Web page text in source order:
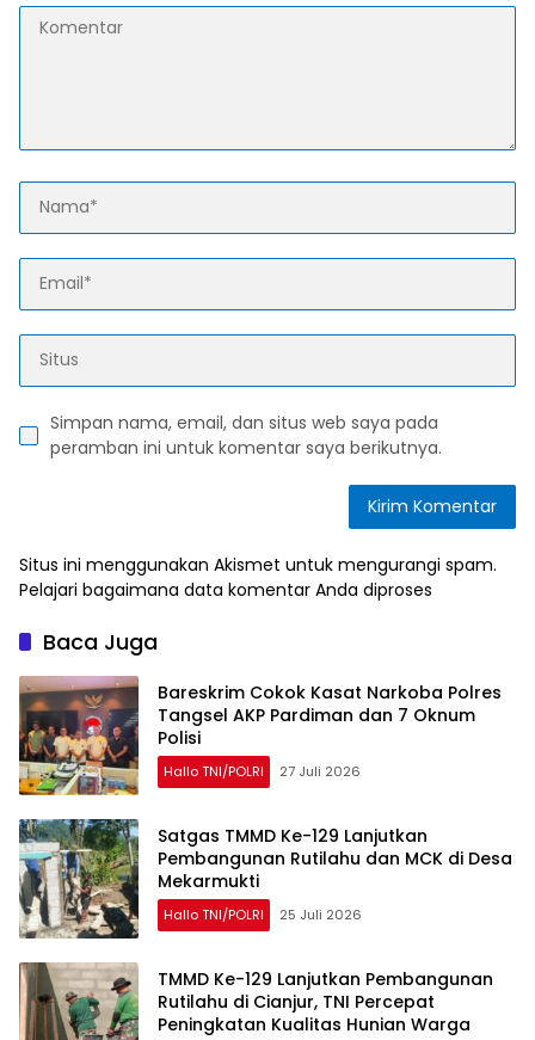
Simpan nama, email, dan situs web saya pada
peramban ini untuk komentar saya berikutnya.
Situs ini menggunakan Akismet untuk mengurangi spam.
Pelajari bagaimana data komentar Anda diproses
Baca Juga
Bareskrim Cokok Kasat Narkoba Polres
Tangsel AKP Pardiman dan 7 Oknum
Polisi
Hallo TNI/POLRI 27 Juli 2026
Satgas TMMD Ke-129 Lanjutkan
Pembangunan Rutilahu dan MCK di Desa
Mekarmukti
Hallo TNI/POLRI 25 Juli 2026
TMMD Ke-129 Lanjutkan Pembangunan
Rutilahu di Cianjur, TNI Percepat
Peningkatan Kualitas Hunian Warga